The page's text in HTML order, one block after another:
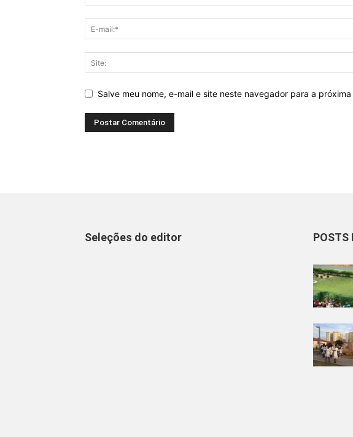
Salve meu nome, e-mail e site neste navegador para a
Seleções do editor POSTS